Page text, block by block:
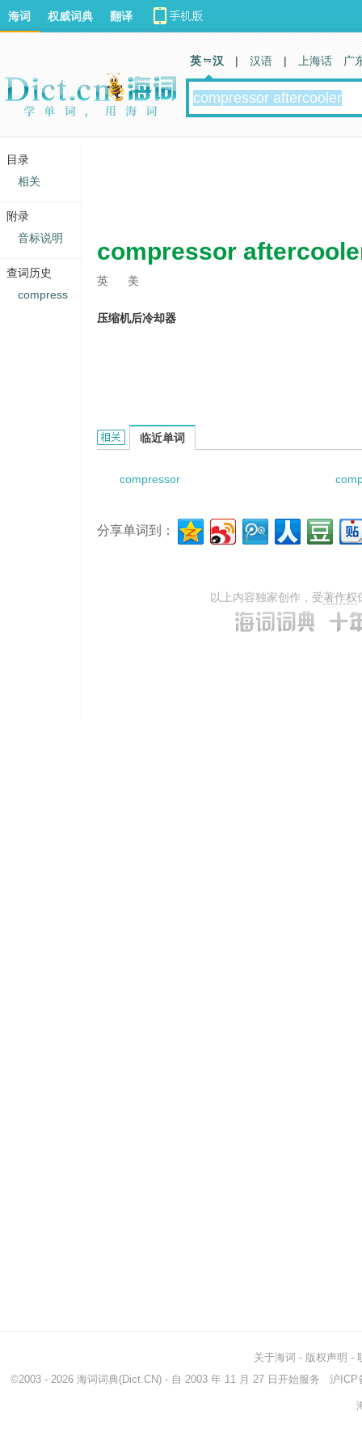
compressor
英 美
压缩机后冷却器
compressor aftercooler的相关资料：
临近单词
compressor
分享单词到：
以上内容独家创作，受著作权
海词 权威词典 翻译
英 汉 | 汉语 | 上海话 广
关于海词 - 版权声明 -
©2003 - 2026 海词词典(Dict.CN) - 自 2003 年 11 月 27 日开始服务 沪ICP
目录
相关
附录
音标说明
查词历史
compress